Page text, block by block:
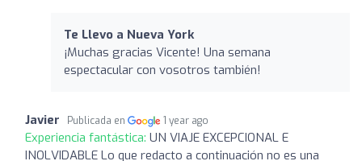
Te Llevo a Nueva York
¡Muchas gracias Vicente! Una semana
espectacular con vosotros también!
Javier Publicada en 1 year ago
Experiencia fantástica: UN VIAJE EXCEPCIONAL E
INOLVIDABLE Lo que redacto a continuación no es una